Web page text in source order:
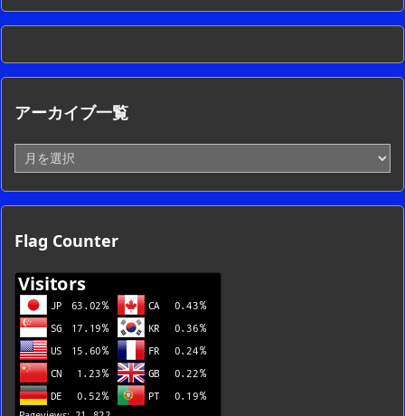
アーカイブ一覧
ー
カ
イ
一
Flag Counter